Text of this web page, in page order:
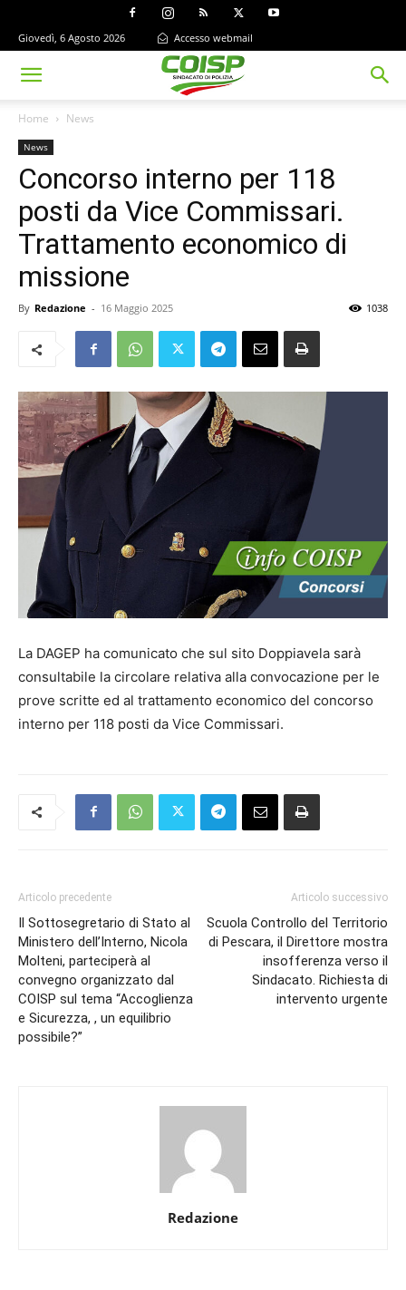
Giovedì, 6 Agosto 2026 Accesso webmail
Home News
News
Concorso interno per 118
posti da Vice Commissari.
Trattamento economico di
missione
By Redazione - 16 Maggio 2025 1038
La DAGEP ha comunicato che sul sito Doppiavela sarà
consultabile la circolare relativa alla convocazione per le
prove scritte ed al trattamento economico del concorso
interno per 118 posti da Vice Commissari.
Articolo precedente
Il Sottosegretario di Stato al
Ministero dell’Interno, Nicola
Molteni, parteciperà al
convegno organizzato dal
COISP sul tema “Accoglienza
e Sicurezza, , un equilibrio
possibile?”
Articolo successivo
Scuola Controllo del Territorio
di Pescara, il Direttore mostra
insofferenza verso il
Sindacato. Richiesta di
intervento urgente
Redazione